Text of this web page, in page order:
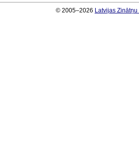
© 2005–2026 Latvijas